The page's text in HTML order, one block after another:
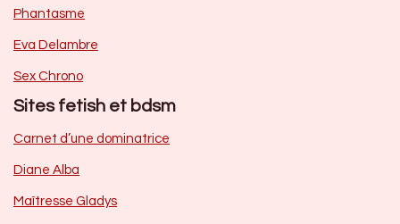
Phantasme
Eva Delambre
Sex Chrono
Sites fetish et bdsm
Carnet d’une dominatrice
Diane Alba
Maîtresse Gladys